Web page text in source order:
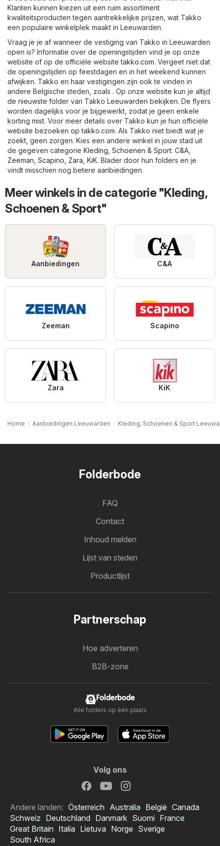
Klanten kunnen kiezen uit een ruim assortiment
kwaliteitsproducten tegen aantrekkelijke prijzen, wat Takko
een populaire winkelplek maakt in Leeuwarden.
Vraag je je af wanneer de vestiging van Takko in Leeuwarden
open is? Informatie over de openingstijden vind je op onze
website of op de officiële websitetakko.com. Vergeet niet dat
de openingstijden op feestdagen en in het weekend kunnen
afwijken. Takko en haar vestigingen zijn ook te vinden in
andere Belgische steden, zoals . Op onze website kun je altijd
de nieuwste folder van Takko Leeuwarden bekijken. De flyers
worden dagelijks voor je bijgewerkt, zodat je geen enkele
korting mist. Voor meer details over Takko kun je hun officiële
website bezoeken optakko.com. Als Takko niet biedt wat je
zoekt, geen zorgen. Kies een andere winkel in jouw stad uit
de gegeven categorie Kleding, Schoenen & Sport: C&A
Zeeman Scapino Zara KiK. Blader door hun folders en je
vindt misschien nog betere aanbiedingen.
Meer winkels in de categorie "Kleding,
Schoenen & Sport"
Aanbiedingen C&A
Zeeman Scapino
Zara KiK
Home Aanbiedingen Leeuwarden Kleding, Schoenen & Sport
Folderbode
FAQ
Contact
Inhoud melden
Lijst van steden
Productlijst
Partnerschap
Hoe adverteren
B2B-zone
Folderbode
Alle folders op één plaats
Volg ons
Andere landen: Österreich Australia België Canada
Schweiz Deutschland Danmark Suomi France
Great Britain Italia Lietuva Norge Sverige
South Africa